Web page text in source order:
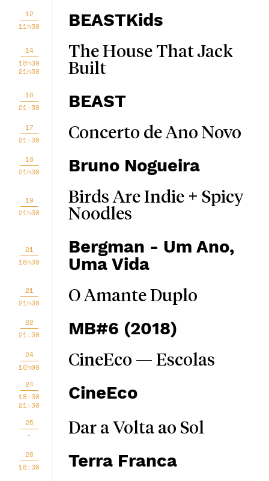
12
11h30
BEASTKids
14
18h30
21h30
The House That Jack
Built
16
21:30
BEAST
17
21:30
Concerto de Ano Novo
18
21h30
Bruno Nogueira
19
21h30
Birds Are Indie + Spicy
Noodles
21
18h30
Bergman - Um Ano,
Uma Vida
21
21h30
O Amante Duplo
22
21:30
MB#6 (2018)
24
10h00
CineEco — Escolas
24
18:30
21:30
CineEco
25
-
Dar a Volta ao Sol
28
18:30
Terra Franca